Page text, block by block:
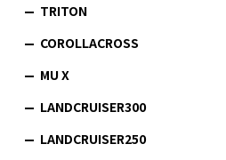
TRITON
COROLLACROSS
MU X
LANDCRUISER300
LANDCRUISER250